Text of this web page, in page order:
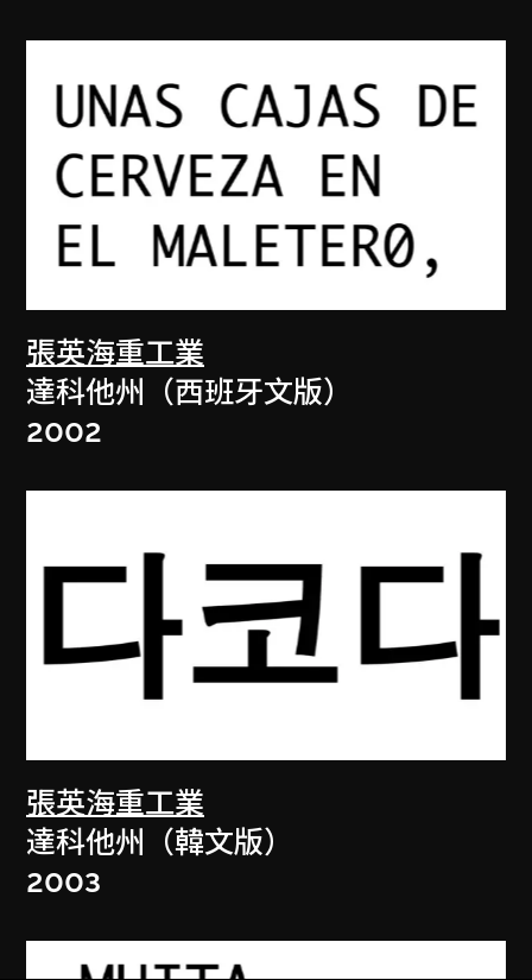
張英海重工業
達科他州（西班牙文版）
2002
張英海重工業
達科他州（韓文版）
2003